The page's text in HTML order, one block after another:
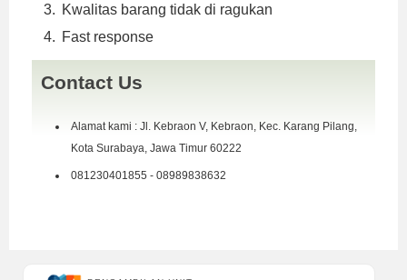
Kwalitas barang tidak di ragukan
Fast response
Contact Us
Alamat kami : Jl. Kebraon V, Kebraon, Kec. Karang Pilang,
Kota Surabaya, Jawa Timur 60222
081230401855 - 08989838632